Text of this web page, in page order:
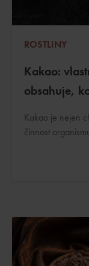
ROSTLINY
Kakao:
obsahuje,
Kakao je nejen
činnost